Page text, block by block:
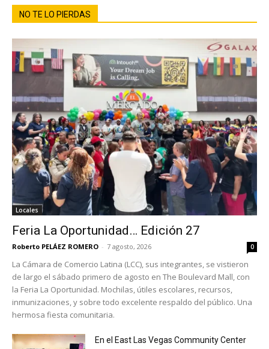
NO TE LO PIERDAS
Locales
Feria La Oportunidad… Edición 27
Roberto PELÁEZ ROMERO - 7 agosto, 2026 0
La Cámara de Comercio Latina (LCC), sus integrantes, se vistieron
de largo el sábado primero de agosto en The Boulevard Mall, con
la Feria La Oportunidad. Mochilas, útiles escolares, recursos,
inmunizaciones, y sobre todo excelente respaldo del público. Una
hermosa fiesta comunitaria.
En el East Las Vegas Community Center